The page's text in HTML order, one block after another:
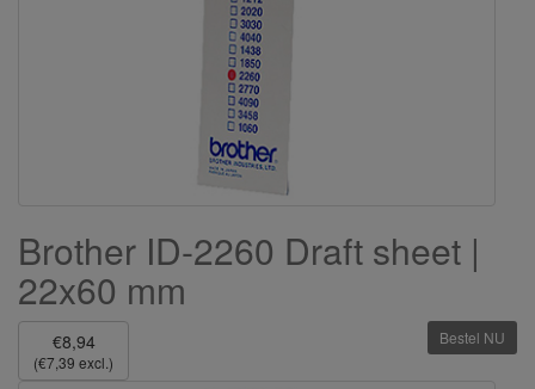
Brother ID-2260 Draft sheet |
22x60 mm
€8,94
(€7,39 excl.)
Bestel NU